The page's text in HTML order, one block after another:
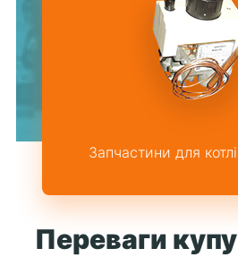
Запчастини для
Переваги